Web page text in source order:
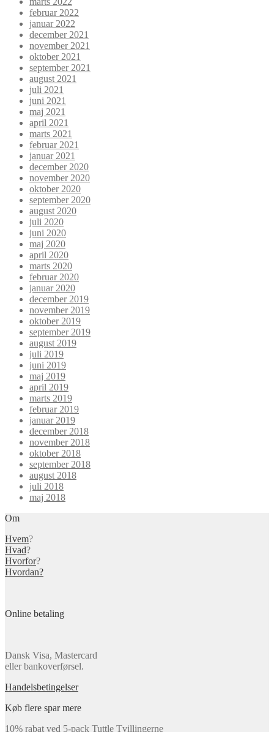
februar 2022
januar 2022
december 2021
november 2021
oktober 2021
september 2021
august 2021
juli 2021
juni 2021
maj 2021
april 2021
marts 2021
februar 2021
januar 2021
december 2020
november 2020
oktober 2020
september 2020
august 2020
juli 2020
juni 2020
maj 2020
april 2020
marts 2020
februar 2020
januar 2020
december 2019
november 2019
oktober 2019
september 2019
august 2019
juli 2019
juni 2019
maj 2019
april 2019
marts 2019
februar 2019
januar 2019
december 2018
november 2018
oktober 2018
september 2018
august 2018
juli 2018
maj 2018
Om
Hvem?
Hvad?
Hvorfor?
Hvordan?
Online betaling
Dansk Visa, Mastercard
eller bankoverførsel.
Handelsbetingelser
Køb flere spar mere
10% rabat ved 5-pack Tuttle Tvillingerne